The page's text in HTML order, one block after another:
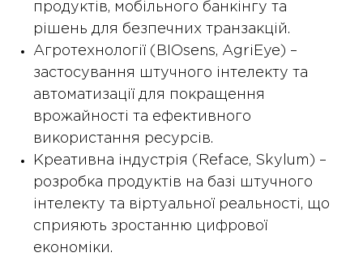
продуктів, мобільного банкінгу та
рішень для безпечних транзакцій.
Агротехнології (BIOsens, AgriEye) –
застосування штучного інтелекту та
автоматизації для покращення
врожайності та ефективного
використання ресурсів.
Креативна індустрія (Reface, Skylum) –
розробка продуктів на базі штучного
інтелекту та віртуальної реальності, що
сприяють зростанню цифрової
економіки.